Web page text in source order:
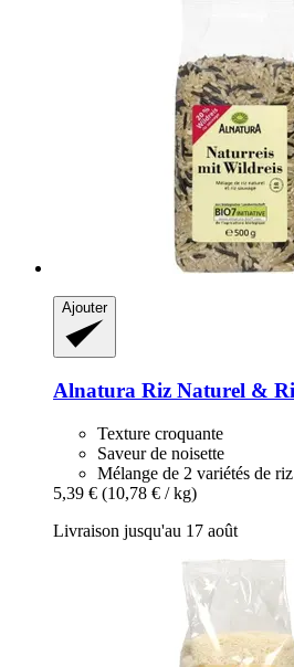
Ajouter
Alnatura Riz Naturel &
Texture croquante
Saveur de noisette
Mélange de 2 variétés de riz
5,39 € (10,78 € / kg)
Livraison jusqu'au 17 août